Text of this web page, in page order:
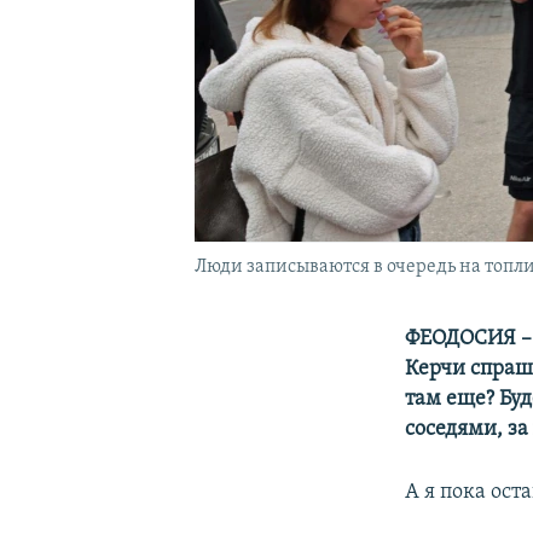
Люди записываются в очередь на
ФЕОДОСИЯ –
Керчи
там еще?
соседями,
А я пока